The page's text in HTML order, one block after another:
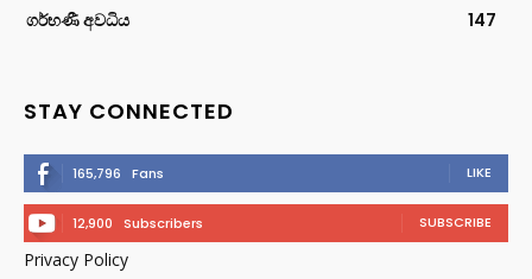
ගර්භණී අවධිය
147
STAY CONNECTED
165,796 Fans LIKE
12,900 Subscribers SUBSCRIBE
Privacy Policy